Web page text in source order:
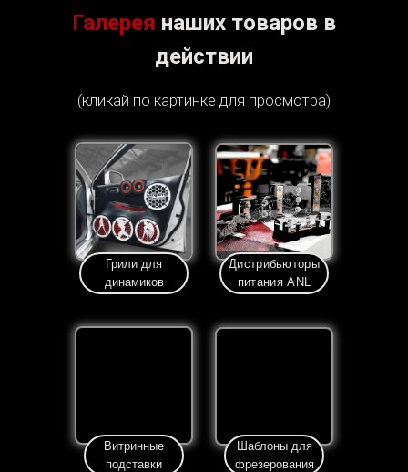
Галерея наших товаров в
действии
Грили для
динамиков
Дистрибьюторы
питания ANL
(кликай по картинке для просмотра)
Шаблоны для
фрезерования
Витринные
подставки